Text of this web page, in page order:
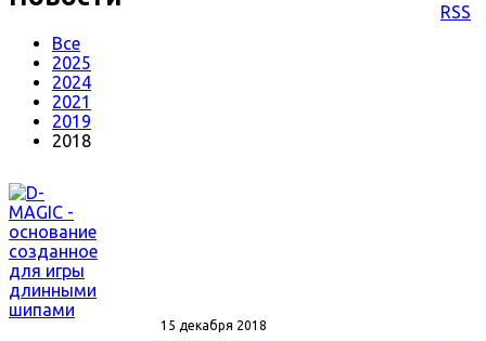
RSS
Все
2025
2024
2021
2019
2018
15 декабря 2018